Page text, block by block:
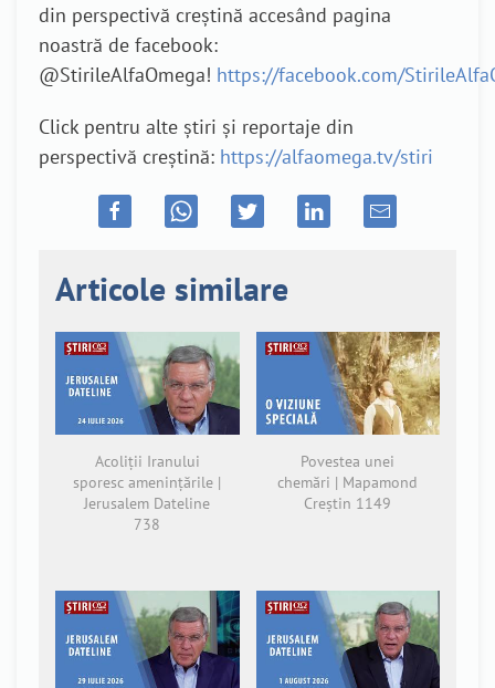
din perspectivă creștină accesând pagina
noastră de facebook:
@StirileAlfaOmega! https://facebook.com/
Click pentru alte știri și reportaje din
perspectivă creștină: https://alfaomega.tv/stiri
Articole similare
Acoliții Iranului
sporesc amenințările |
Jerusalem Dateline
738
Povestea unei
chemări | Mapamond
Creștin 1149